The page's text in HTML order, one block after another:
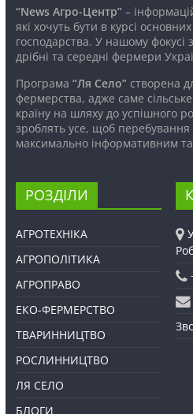
“News Агро-Центр”–
які хочуть бути в курсі
господарства. У нашому фокусі
дрібні та середні фермери
Програма “Ля Село”створена
фермерства, адже саме
країну на шляху до успішного
зроблять усе, щоб
максимально інформативним
РОЗДІЛИ
АГРОТЕХНІКА
АГРОПОЛІТИКА
АГРОПРАВО
ЕКО-ФЕРМЕРСТВО
ТВАРИННИЦТВО
РОСЛИННИЦТВО
ЛЯ СЕЛО
БЛОГИ